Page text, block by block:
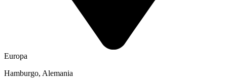
Europa
Hamburgo, Alemania